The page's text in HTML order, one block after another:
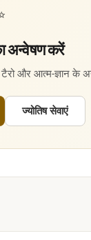
अन्वेषण करें
और आत्म-ज्ञान के
ज्योतिष सेवाएं